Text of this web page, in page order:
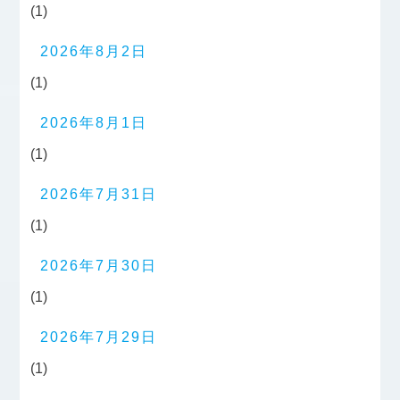
(1)
2026年8月2日
(1)
2026年8月1日
(1)
2026年7月31日
(1)
2026年7月30日
(1)
2026年7月29日
(1)